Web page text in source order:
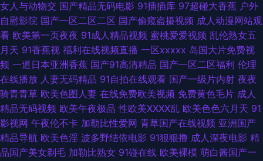
免费 青娱乐91毛片 91桃色国产探花 欧美一区二区三 91免费起飞18 麻花传媒
老头老太性行交视频 91国语精品自产 免费国产在线一区二区 在线肏屄视频
观看 欧洲精品伦 91福利在线观看视频 欧美国产传媒 重生电影在线观看 看av
的网址 亚洲视频一区二区三区 海角社真实xxⅹ人伦 迅雷磁力引擎 国产精品第
一区揄拍 色综合蜜桃视频 成人人网 日本高清视频网 97人人摸人人插 欧美碰
女人与动物交 国产精品无码电影 91插插库 97超碰大香蕉 户外
自慰影院 国产一区二区二区 国产偷窥盗摄视频 成人动漫网站观
看 欧美第一页夜夜 91成人精品视频 蜜桃爱爱视频 乱伦熟女五
月天 91香蕉视 福利在线视频直播 一区xxxxx 岛国大片免费视
频 一道日本亚洲香蕉 国产91高清精品 国产一区二区福利 伦理
在线播放 人妻无码精品 91自拍在线观看 国产一级片内射 夜夜
骑青青草 欧美色图人妻 在线免费欧美视频 免费黄色毛片 成人
精品无码视频 欧美午夜极品 性欧美ⅩⅩⅩⅩ乱 欧美色色六月天 91
影视网 午夜伦不卡 加勒比性爱网 青草国产在线视频 亚洲国产
精品导航 欧美色淫 波多野结依电影 91狠狠撸 成人深夜电影 精
品国产美女剃毛 加勒比熟女 91碰在线 欧美裸模 萌白酱国产一